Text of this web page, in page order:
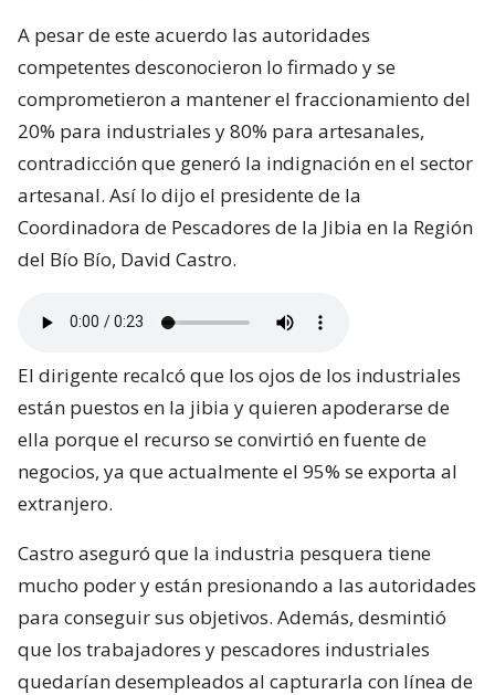
A pesar de este acuerdo las autoridades
competentes desconocieron lo firmado y se
comprometieron a mantener el fraccionamiento del
20% para industriales y 80% para artesanales,
contradicción que generó la indignación en el sector
artesanal. Así lo dijo el presidente de la
Coordinadora de Pescadores de la Jibia en la Región
del Bío Bío, David Castro.
El dirigente recalcó que los ojos de los industriales
están puestos en la jibia y quieren apoderarse de
ella porque el recurso se convirtió en fuente de
negocios, ya que actualmente el 95% se exporta al
extranjero.
Castro aseguró que la industria pesquera tiene
mucho poder y están presionando a las autoridades
para conseguir sus objetivos. Además, desmintió
que los trabajadores y pescadores industriales
quedarían desempleados al capturarla con línea de